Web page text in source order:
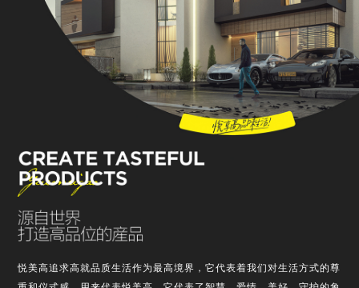
悦美高追求高就品质生活作为最高境界，它代表着我们对生活方式的尊